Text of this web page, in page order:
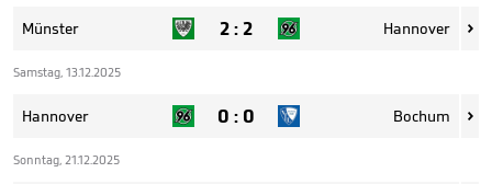
Münster 2:2 Hannover 
Samstag, 13.12.2025
Hannover 0 : 0 Bochum 
Sonntag, 21.12.2025